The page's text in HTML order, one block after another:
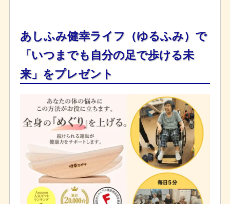
あしふみ健幸ライフ（ゆるふみ）で
「いつまでも自分の足で歩ける未
来」をプレゼント